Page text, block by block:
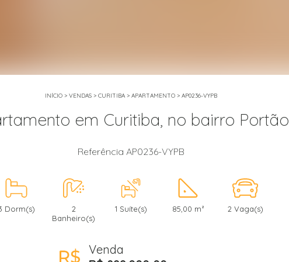
INÍCIO> VENDAS> CURITIBA> APARTAMENTO> AP0236-VYPB
em Curitiba, no bairro Portão
Referência AP0236-VYPB
Dorm(s)
2
Banheiro(s)
1 Suíte(s) 85,00 m² 2 Vaga(s)
Venda